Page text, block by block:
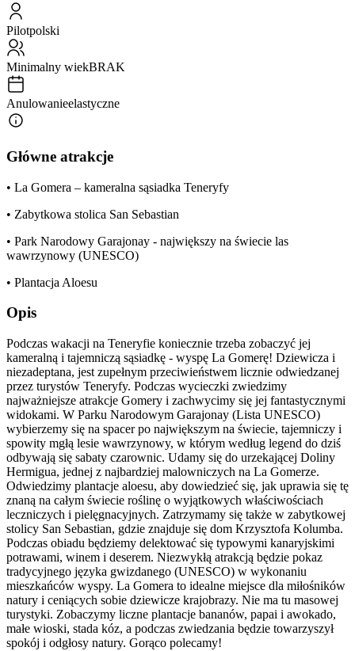
Pilotpolski
Minimalny wiekBRAK
Anulowanieelastyczne
Główne atrakcje
• La Gomera – kameralna sąsiadka Teneryfy
• Zabytkowa stolica San Sebastian
• Park Narodowy Garajonay - największy na świecie las
wawrzynowy (UNESCO)
• Plantacja Aloesu
Opis
Podczas wakacji na Teneryfie koniecznie trzeba zobaczyć jej
kameralną i tajemniczą sąsiadkę - wyspę La Gomerę! Dziewicza i
niezadeptana, jest zupełnym przeciwieństwem licznie odwiedzanej
przez turystów Teneryfy. Podczas wycieczki zwiedzimy
najważniejsze atrakcje Gomery i zachwycimy się jej fantastycznymi
widokami. W Parku Narodowym Garajonay (Lista UNESCO)
wybierzemy się na spacer po największym na świecie, tajemniczy i
spowity mgłą lesie wawrzynowy, w którym według legend do dziś
odbywają się sabaty czarownic. Udamy się do urzekającej Doliny
Hermigua, jednej z najbardziej malowniczych na La Gomerze.
Odwiedzimy plantacje aloesu, aby dowiedzieć się, jak uprawia się tę
znaną na całym świecie roślinę o wyjątkowych właściwościach
leczniczych i pielęgnacyjnych. Zatrzymamy się także w zabytkowej
stolicy San Sebastian, gdzie znajduje się dom Krzysztofa Kolumba.
Podczas obiadu będziemy delektować się typowymi kanaryjskimi
potrawami, winem i deserem. Niezwykłą atrakcją będzie pokaz
tradycyjnego języka gwizdanego (UNESCO) w wykonaniu
mieszkańców wyspy. La Gomera to idealne miejsce dla miłośników
natury i ceniących sobie dziewicze krajobrazy. Nie ma tu masowej
turystyki. Zobaczymy liczne plantacje bananów, papai i awokado,
małe wioski, stada kóz, a podczas zwiedzania będzie towarzyszył
spokój i odgłosy natury. Gorąco polecamy!